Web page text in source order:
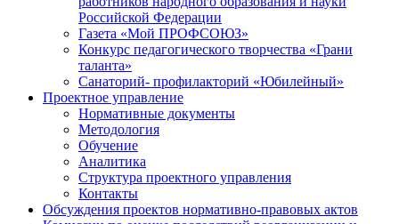
Российской Федерации
Газета «Мой ПРОФСОЮЗ»
Конкурс педагогического творчества «Грани
таланта»
Санаторий- профилакторий «Юбилейный»
Проектное управление
Нормативные документы
Методология
Обучение
Аналитика
Структура проектного управления
Контакты
Обсуждения проектов нормативно-правовых актов